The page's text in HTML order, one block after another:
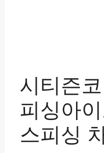
시티즌
피싱아
스피싱